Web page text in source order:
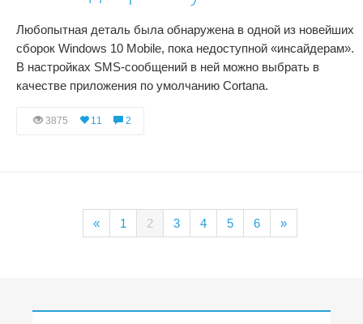
Любопытная деталь была обнаружена в одной из новейших
сборок Windows 10 Mobile, пока недоступной «инсайдерам».
В настройках SMS-сообщений в ней можно выбрать в
качестве приложения по умолчанию Cortana.
3875 11 2
« 1 2 3 4 5 6 »